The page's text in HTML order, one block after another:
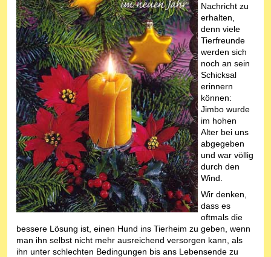
Nachricht zu
erhalten,
denn viele
Tierfreunde
werden sich
noch an sein
Schicksal
erinnern
können:
Jimbo wurde
im hohen
Alter bei uns
abgegeben
und war völlig
durch den
Wind.
Wir denken,
dass es
oftmals die
bessere Lösung ist, einen Hund ins Tierheim zu geben, wenn
man ihn selbst nicht mehr ausreichend versorgen kann, als
ihn unter schlechten Bedingungen bis ans Lebensende zu